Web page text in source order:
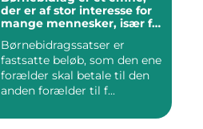
der er af stor interesse for
mange mennesker, især for
forældreskab eller
skilsmisseprocesser
Børnebidragssatser er
fastsatte beløb, som den ene
forælder skal betale til den
anden forælder til f...